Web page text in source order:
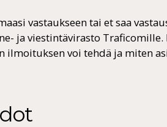
vastaukseen tai et saa
ja viestintävirasto Traficomille.
ilmoituksen voi tehdä ja miten